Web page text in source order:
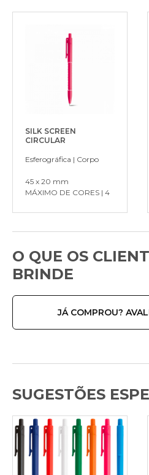
SILK SCREEN
CIRCULAR
Esferográfica | Corpo
45 x 20 mm
MÁXIMO DE CORES | 4
O QUE OS
BRINDE
JÁ COMPROU?
SUGESTÕES